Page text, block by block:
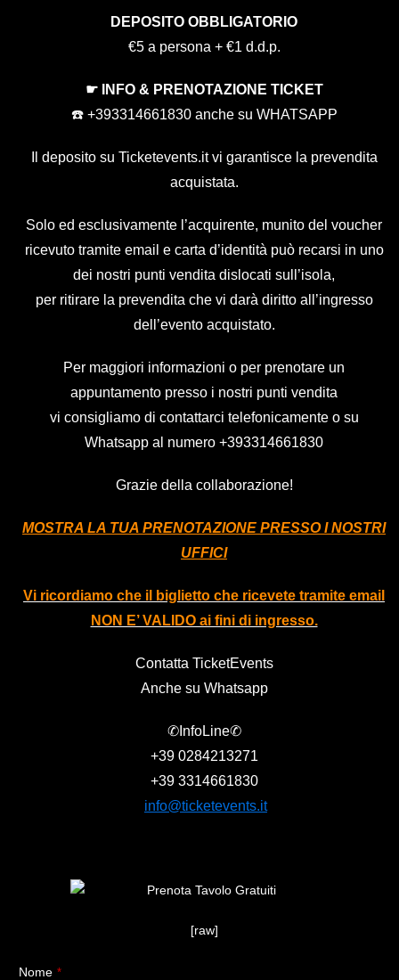
DJs
DJs
Mon 29 Jul
14:00 –
Ibiza Rocks
DJs
Mon 05 Aug
14:00 –
Kelli-Leigh
Dance DJs
Ibiza Rocks
DJs
Mon 12 Aug
21:00
Radio 1
DJs
Mon 19 Aug
14:00 –
Special
guests TBA
Radio 1
Dance DJs
DJs
DEPOSITO OBBLIGATORIO
€5 a persona + €1 d.d.p.
☛ INFO & PRENOTAZIONE TICKET
☎️ +393314661830 anche su WHATSAPP
Il deposito su Ticketevents.itvi garantisce la prevendita
acquistata.
Solo ed esclusivamente l’acquirente, munito del voucher
ricevuto tramite email e carta d’identità può recarsi in uno
dei nostri punti vendita dislocati sull’isola,
per ritirare la prevendita che vi darà diritto all’ingresso
dell’evento acquistato.
Per maggiori informazioni o per prenotare un
appuntamento presso i nostri punti vendita
vi consigliamo di contattarci telefonicamente o su
Whatsapp al numero +393314661830
Grazie della collaborazione!
MOSTRA LA TUA PRENOTAZIONE PRESSO I NOSTRI
UFFICI
Vi ricordiamo che il biglietto che ricevete tramite email
NON E’ VALIDO ai fini di ingresso.
Contatta TicketEvents
Anche su Whatsapp
✆InfoLine✆
+39 0284213271
+39 3314661830
info@ticketevents.it
[raw]
Nome *